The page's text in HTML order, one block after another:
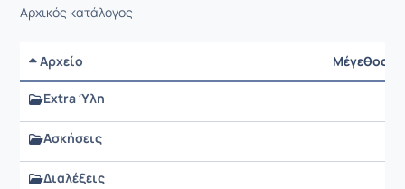
Αρχικός κατάλογος
Αρχείο Μέγεθος
Extra Ύλη
Ασκήσεις
Διαλέξεις